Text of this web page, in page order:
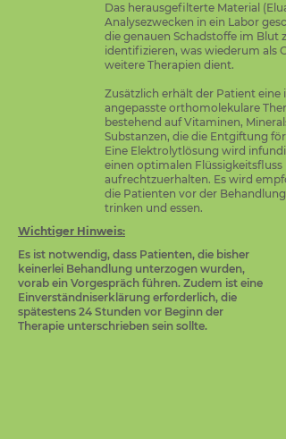
Das herausgefilterte Material
Analysezwecken in ein Labor
die genauen Schadstoffe im Blut
identifizieren, was wiederum als
weitere Therapien dient.
Zusätzlich erhält der Patient eine
angepasste orthomolekulare
bestehend auf Vitaminen,
Substanzen, die die Entgiftung
Eine Elektrolytlösung wird
einen optimalen Flüssigkeitsfluss
aufrechtzuerhalten. Es wird
die Patienten vor der Behandlung
trinken und essen.
Wichtiger Hinweis:
Es ist notwendig, dass Patienten, die bisher
keinerlei Behandlung unterzogen wurden,
vorab ein Vorgespräch führen. Zudem ist eine
Einverständniserklärung erforderlich, die
spätestens 24 Stunden vor Beginn der
Therapie unterschrieben sein sollte.